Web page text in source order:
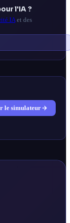
l'IA ?
IAet des
le simulateur